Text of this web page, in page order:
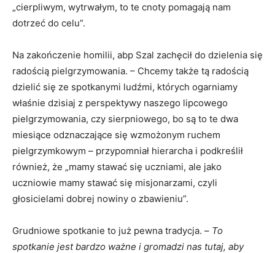
„cierpliwym, wytrwałym, to te cnoty pomagają nam
dotrzeć do celu”.
Na zakończenie homilii, abp Szal zachęcił do dzielenia się
radością pielgrzymowania. – Chcemy także tą radością
dzielić się ze spotkanymi ludźmi, których ogarniamy
właśnie dzisiaj z perspektywy naszego lipcowego
pielgrzymowania, czy sierpniowego, bo są to te dwa
miesiące odznaczające się wzmożonym ruchem
pielgrzymkowym – przypomniał hierarcha i podkreślił
również, że „mamy stawać się uczniami, ale jako
uczniowie mamy stawać się misjonarzami, czyli
głosicielami dobrej nowiny o zbawieniu”.
Grudniowe spotkanie to już pewna tradycja. – To
spotkanie jest bardzo ważne i gromadzi nas tutaj, aby